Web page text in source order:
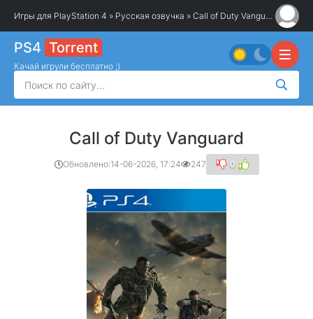
Игры для PlayStation 4 » Русская озвучка » Call of Duty Vanguard
PS4 Torrent
Качай игрули бесплатно ;)
Call of Duty Vanguard
Обновлено:14-06-2026, 17:24 247 0